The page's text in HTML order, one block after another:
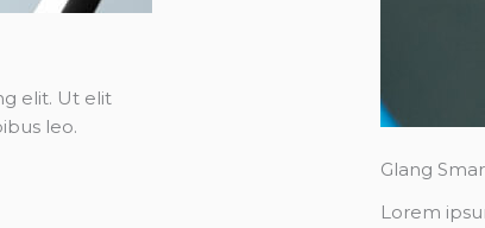
elit. Ut elit
leo.
Glang
Lorem